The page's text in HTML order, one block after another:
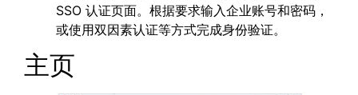
SSO 认证页面。根据要求输入企业账号和密码，
或使用双因素认证等方式完成身份验证。
主页